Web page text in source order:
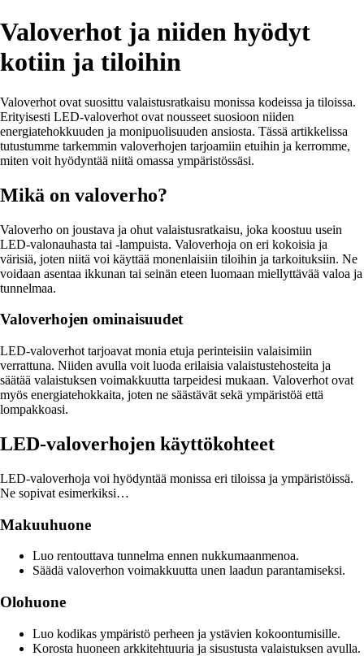
Valoverhot ja niiden hyödyt
kotiin ja tiloihin
Valoverhot ovat suosittu valaistusratkaisu monissa kodeissa ja tiloissa.
Erityisesti LED-valoverhot ovat nousseet suosioon niiden
energiatehokkuuden ja monipuolisuuden ansiosta. Tässä artikkelissa
tutustumme tarkemmin valoverhojen tarjoamiin etuihin ja kerromme,
miten voit hyödyntää niitä omassa ympäristössäsi.
Mikä on valoverho?
Valoverho on joustava ja ohut valaistusratkaisu, joka koostuu usein
LED-valonauhasta tai -lampuista. Valoverhoja on eri kokoisia ja
värisiä, joten niitä voi käyttää monenlaisiin tiloihin ja tarkoituksiin. Ne
voidaan asentaa ikkunan tai seinän eteen luomaan miellyttävää valoa ja
tunnelmaa.
Valoverhojen ominaisuudet
LED-valoverhot tarjoavat monia etuja perinteisiin valaisimiin
verrattuna. Niiden avulla voit luoda erilaisia valaistustehosteita ja
säätää valaistuksen voimakkuutta tarpeidesi mukaan. Valoverhot ovat
myös energiatehokkaita, joten ne säästävät sekä ympäristöä että
lompakkoasi.
LED-valoverhojen käyttökohteet
LED-valoverhoja voi hyödyntää monissa eri tiloissa ja ympäristöissä.
Ne sopivat esimerkiksi…
Makuuhuone
Luo rentouttava tunnelma ennen nukkumaanmenoa.
Säädä valoverhon voimakkuutta unen laadun parantamiseksi.
Olohuone
Luo kodikas ympäristö perheen ja ystävien kokoontumisille.
Korosta huoneen arkkitehtuuria ja sisustusta valaistuksen avulla.